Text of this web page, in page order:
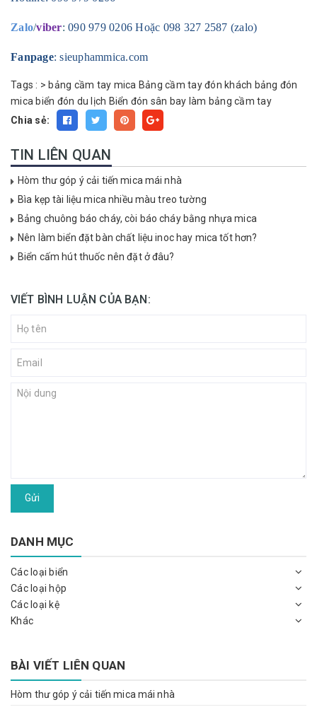
Zalo/viber: 090 979 0206 Hoặc 098 327 2587 (zalo)
Fanpage: sieuphammica.com
Tags : > bảng cầm tay mica Bảng cầm tay đón khách bảng đón
mica biển đón du lịch Biển đón sân bay làm bảng cầm tay
Chia sẻ:
TIN LIÊN QUAN
Hòm thư góp ý cải tiến mica mái nhà
Bìa kẹp tài liệu mica nhiều màu treo tường
Bảng chuông báo cháy, còi báo cháy bằng nhựa mica
Nên làm biển đặt bàn chất liệu inoc hay mica tốt hơn?
Biển cấm hút thuốc nên đặt ở đâu?
VIẾT BÌNH LUẬN CỦA BẠN:
Gửi
DANH MỤC
Các loại biển
Các loại hộp
Các loại kệ
Khác
BÀI VIẾT LIÊN QUAN
Hòm thư góp ý cải tiến mica mái nhà